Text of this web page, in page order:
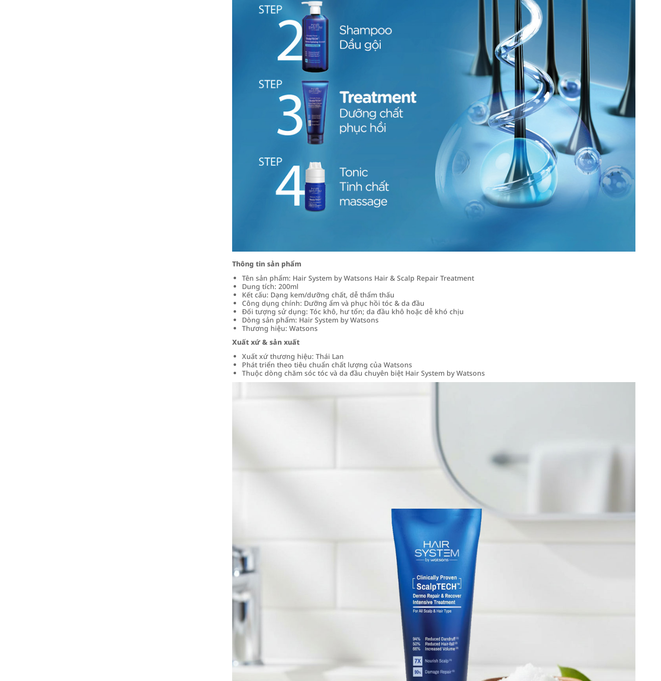
Thông tin sản phẩm
Tên sản phẩm: Hair System by Watsons Hair & Scalp Repair Treatment
Dung tích: 200ml
Kết cấu: Dạng kem/dưỡng chất, dễ thẩm thấu
Công dụng chính: Dưỡng ẩm và phục hồi tóc & da đầu
Đối tượng sử dụng: Tóc khô, hư tổn; da đầu khô hoặc dễ khó chịu
Dòng sản phẩm: Hair System by Watsons
Thương hiệu: Watsons
Xuất xứ & sản xuất
Xuất xứ thương hiệu: Thái Lan
Phát triển theo tiêu chuẩn chất lượng của Watsons
Thuộc dòng chăm sóc tóc và da đầu chuyên biệt Hair System by Watsons